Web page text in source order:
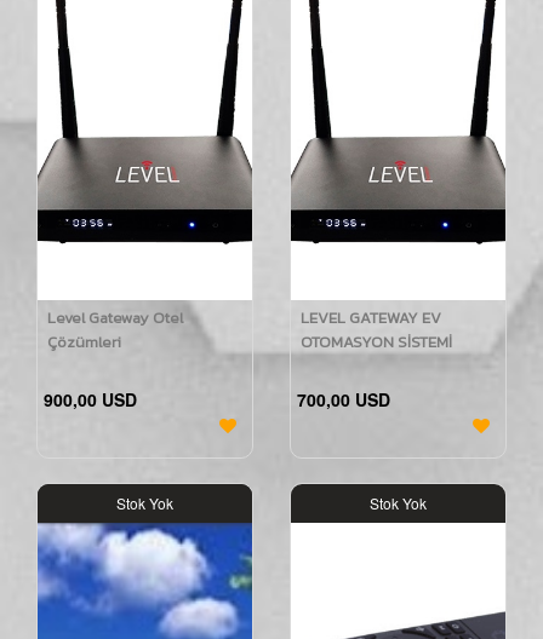
Level Gateway Otel
Çözümleri
900,00 USD
LEVEL GATEWAY EV
OTOMASYON SİSTEMİ
700,00 USD
Stok Yok Stok Yok